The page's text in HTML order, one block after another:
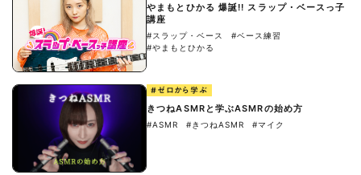
やまもとひかる 爆誕!! スラップ・ベースっ子
講座
#スラップ・ベース
#ベース練習
#やまもとひかる
#ゼロから学ぶ
きつねASMRと学ぶASMRの始め方
#ASMR #きつねASMR #マイク